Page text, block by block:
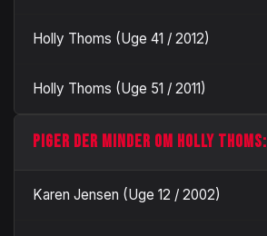
Holly Thoms (Uge 41 / 2012)
Holly Thoms (Uge 51 / 2011)
PIGER DER MINDER OM HOLLY THOMS:
Karen Jensen (Uge 12 / 2002)